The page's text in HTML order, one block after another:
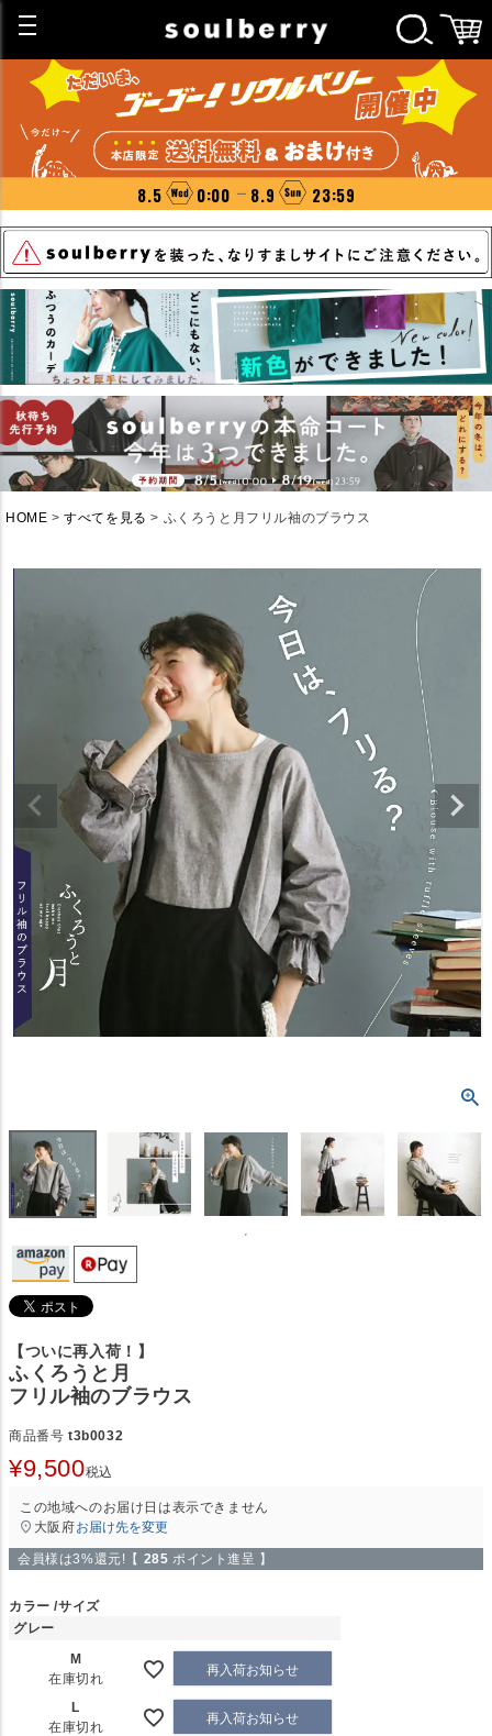
8.5 0:00 8.9 23:59
HOME すべてを見る ふくろうと月フリル袖のブラウス
【ついに再入荷！】
ふくろうと月
フリル袖のブラウス
商品番号 t3b0032
¥9,500税込
この地域へのお届け日は表示できません
大阪府お届け先を変更
会員様は3%還元!【 285 ポイント進呈 】
カラー サイズ
グレー
M
在庫切れ
再入荷お知らせ
L
在庫切れ
再入荷お知らせ